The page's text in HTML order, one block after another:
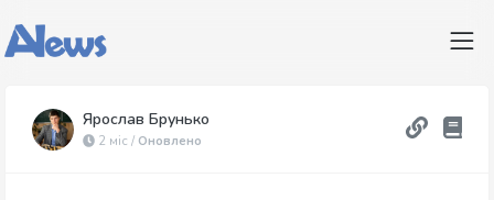
Ярослав Брунько
2 міс / Оновлено